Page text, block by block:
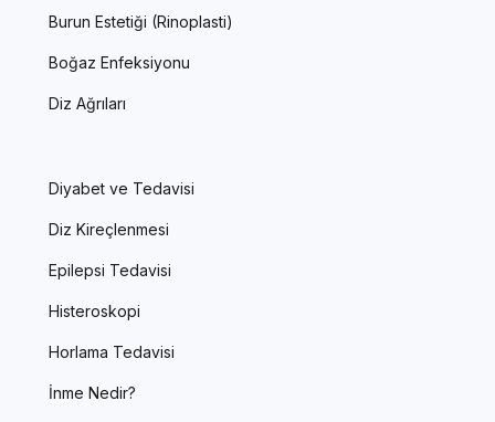
Burun Estetiği (Rinoplasti)
Boğaz Enfeksiyonu
Diz Ağrıları
Diyabet ve Tedavisi
Diz Kireçlenmesi
Epilepsi Tedavisi
Histeroskopi
Horlama Tedavisi
İnme Nedir?